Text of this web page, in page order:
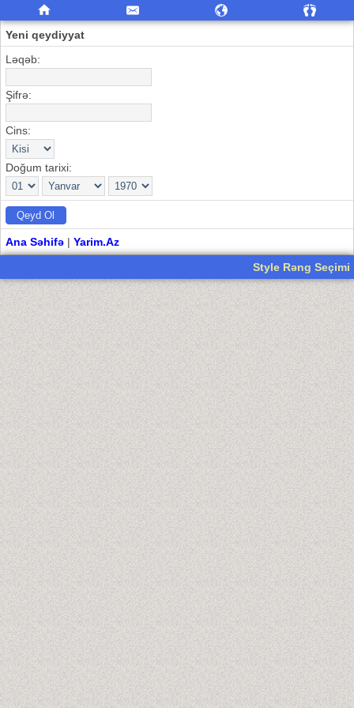
Yeni qeydiyyat
Ləqəb:
Şifrə:
Cins:
Doğum tarixi:
Ana Səhifə | Yarim.Az
Style Rəng Seçimi